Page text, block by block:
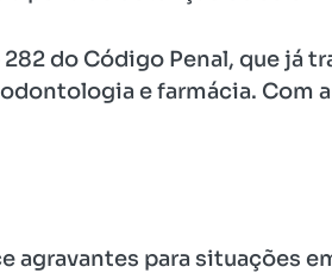
do Código Penal, que já
e farmácia. Com
agravantes para situações